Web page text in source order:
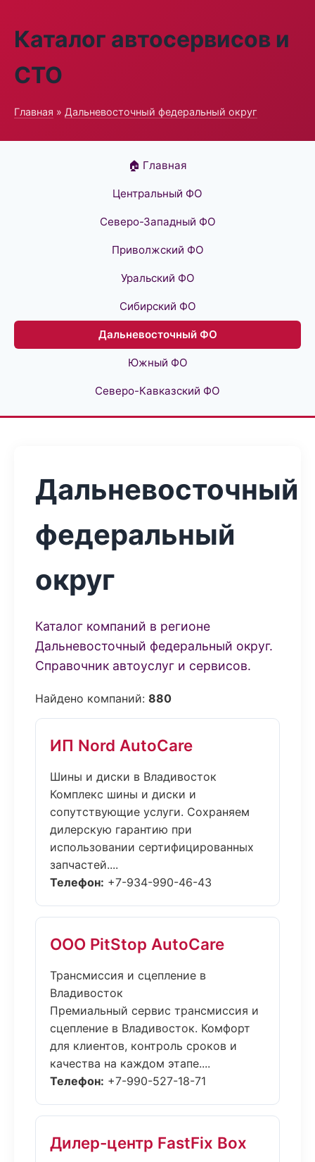
Каталог автосервисов и
СТО
Главная » Дальневосточный федеральный округ
🏠 Главная
Центральный ФО
Северо-Западный ФО
Приволжский ФО
Уральский ФО
Сибирский ФО
Дальневосточный ФО
Южный ФО
Северо-Кавказский ФО
Дальневосточный
федеральный
округ
Каталог компаний в регионе
Дальневосточный федеральный округ.
Справочник автоуслуг и сервисов.
Найдено компаний: 880
ИП Nord AutoCare
Шины и диски в Владивосток
Комплекс шины и диски и
сопутствующие услуги. Сохраняем
дилерскую гарантию при
использовании сертифицированных
запчастей....
Телефон: +7-934-990-46-43
ООО PitStop AutoCare
Трансмиссия и сцепление в
Владивосток
Премиальный сервис трансмиссия и
сцепление в Владивосток. Комфорт
для клиентов, контроль сроков и
качества на каждом этапе....
Телефон: +7-990-527-18-71
Дилер-центр FastFix Box